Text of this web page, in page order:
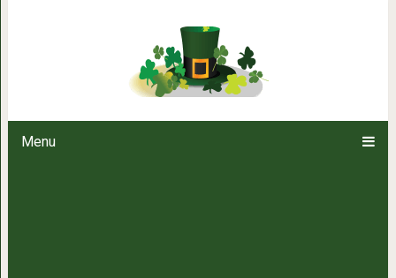
Menu
13 черт характера по-